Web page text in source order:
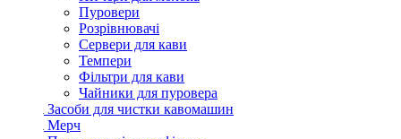
Пуровери
Розрівнювачі
Сервери для кави
Темпери
Фільтри для кави
Чайники для пуровера
Засоби для чистки кавомашин
Мерч